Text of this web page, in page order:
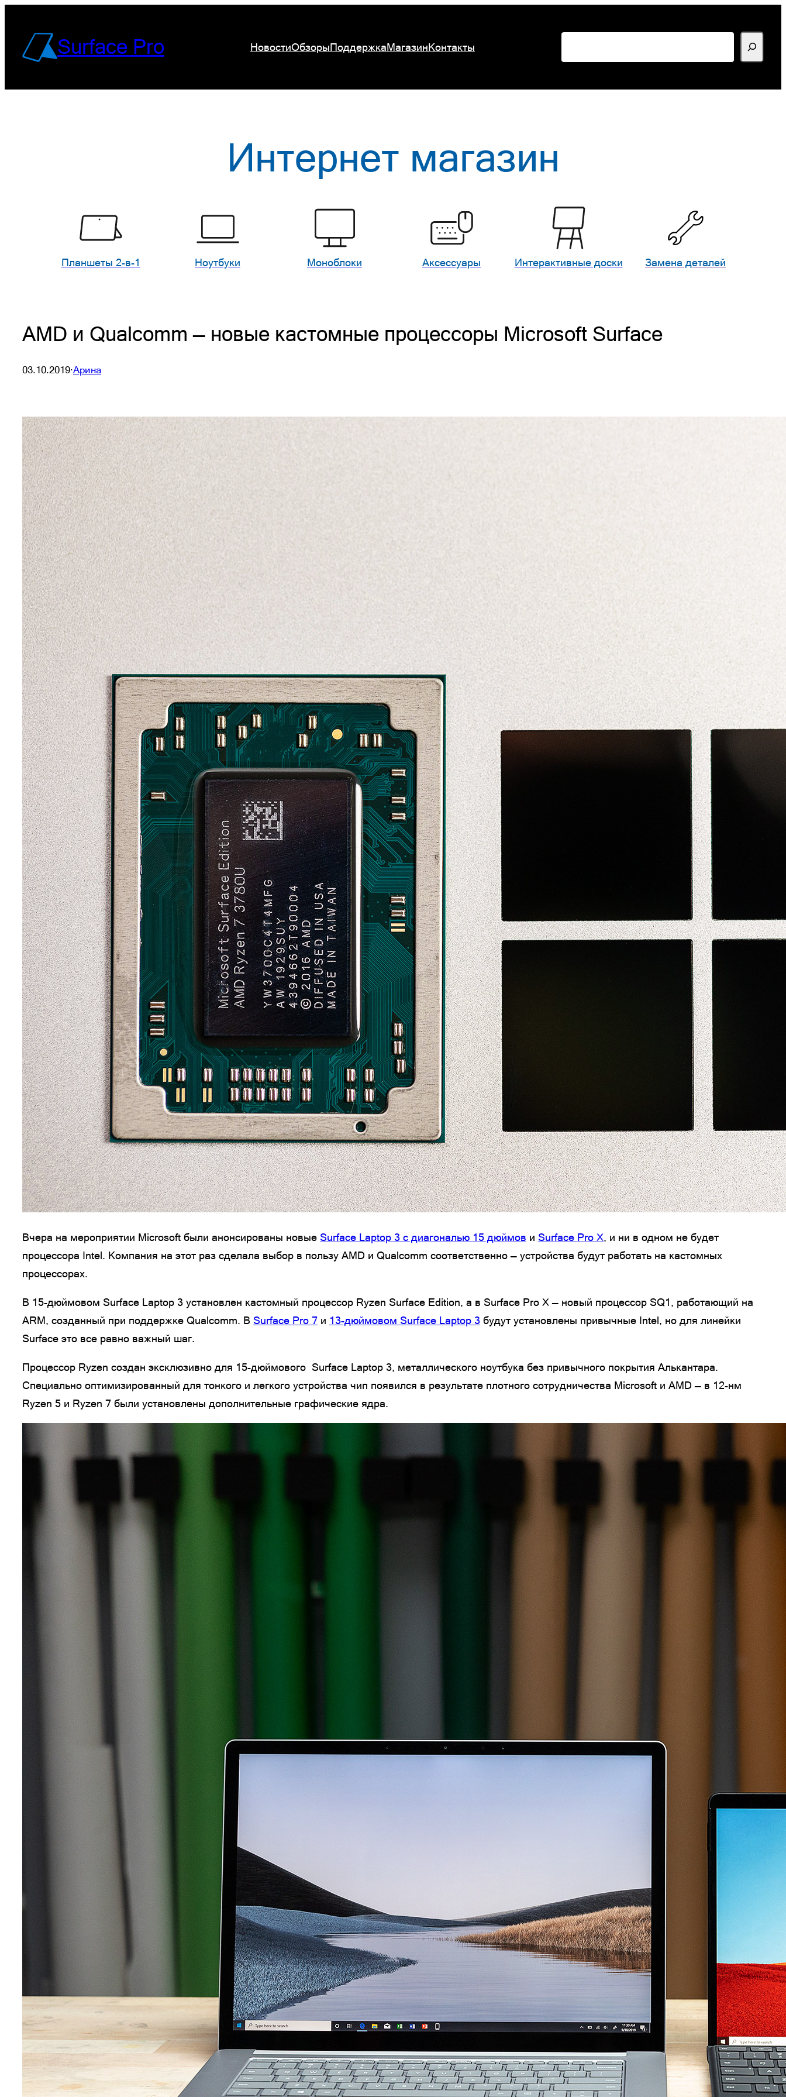
содержимомуSurface Pro НовостиОбзорыПоддержкаМагазинКонтакты
Интернет магазин
Планшеты 2-в-1 Ноутбуки Моноблоки Аксессуары Интерактивные доски Замена деталей
AMD и Qualcomm — новые кастомные процессоры Microsoft Surface
03.10.2019·Арина
Вчера на мероприятии Microsoft были анонсированы новые Surface Laptop 3 с диагональю 15 дюймов и Surface Pro X, и ни в одном не будет
процессора Intel. Компания на этот раз сделала выбор в пользу AMD и Qualcomm соответственно — устройства будут работать на кастомных
процессорах.
В 15-дюймовом Surface Laptop 3 установлен кастомный процессор Ryzen Surface Edition, а в Surface Pro X — новый процессор SQ1, работающий на
ARM, созданный при поддержке Qualcomm. В Surface Pro 7 и 13-дюймовом Surface Laptop 3 будут установлены привычные Intel, но для линейки
Surface это все равно важный шаг.
Процессор Ryzen создан эксклюзивно для 15-дюймового Surface Laptop 3, металлического ноутбука без привычного покрытия Алькантара.
Специально оптимизированный для тонкого и легкого устройства чип появился в результате плотного сотрудничества Microsoft и AMD — в 12-нм
Ryzen 5 и Ryzen 7 были установлены дополнительные графические ядра.